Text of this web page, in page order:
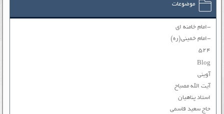
موضوعات
-امام خامنه ای
-امام خمینی(ره)
۵۲۴
Blog
آوینی
آیت الله مصباح
استاد پناهیان
حاج سعید قاسمی